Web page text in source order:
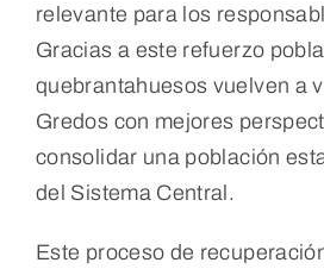
relevante para los
Gracias a este refuerzo
quebrantahuesos vuelven a
Gredos con mejores
consolidar una población
del Sistema Central.
Este proceso de